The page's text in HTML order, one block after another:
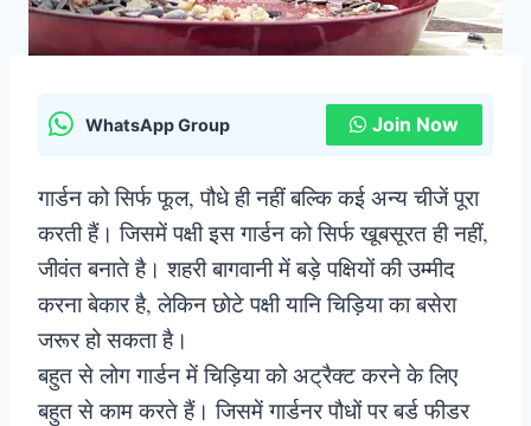
WhatsApp Group Join Now
गार्डन को सिर्फ फूल, पौधे ही नहीं बल्कि कई अन्य चीजें पूरा
करती हैं। जिसमें पक्षी इस गार्डन को सिर्फ खूबसूरत ही नहीं,
जीवंत बनाते है। शहरी बागवानी में बड़े पक्षियों की उम्मीद
करना बेकार है, लेकिन छोटे पक्षी यानि चिड़िया का बसेरा
जरूर हो सकता है।
बहुत से लोग गार्डन में चिड़िया को अट्रैक्ट करने के लिए
बहुत से काम करते हैं। जिसमें गार्डनर पौधों पर बर्ड फीडर